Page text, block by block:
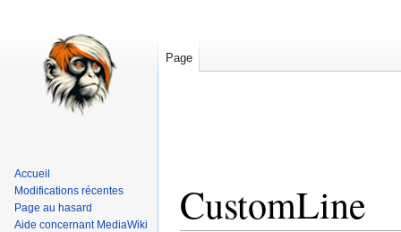
CustomLine
Page
Accueil
Modifications récentes
Page au hasard
Aide concernant MediaWiki